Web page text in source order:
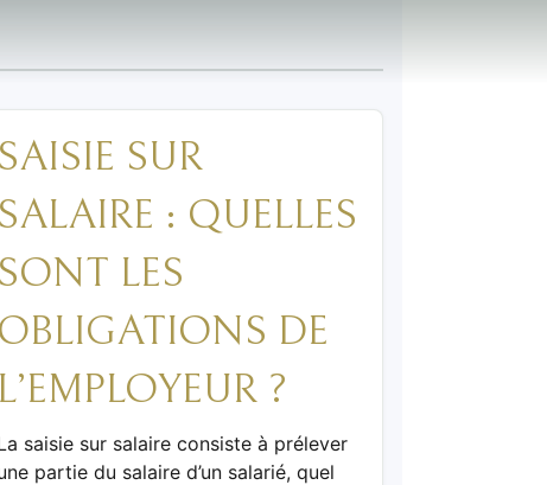
SAISIE SUR
SALAIRE : QUELLES
SONT LES
OBLIGATIONS DE
L’EMPLOYEUR ?
saisie sur salaire consiste à prélever
partie du salaire d’un salarié, quel